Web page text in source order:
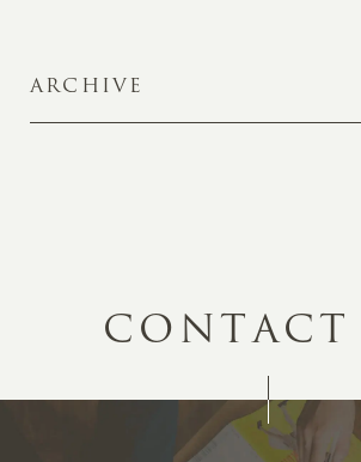
ARCHIVE
CONTACT